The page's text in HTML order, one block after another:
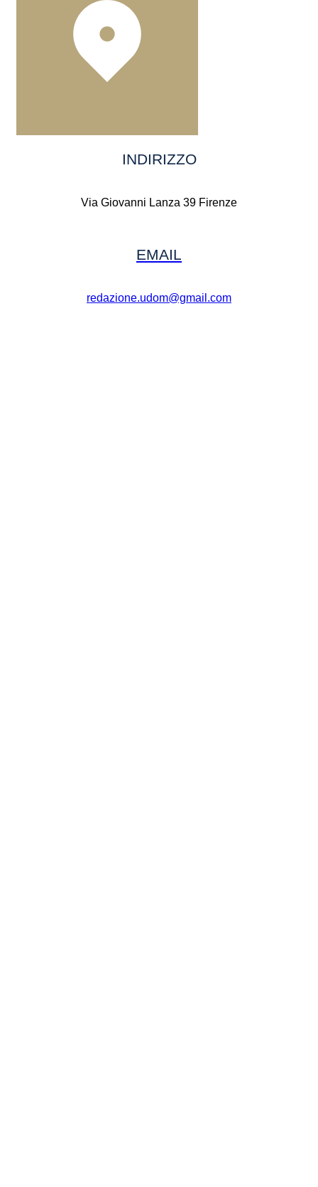
INDIRIZZO
Via Giovanni Lanza 39 Firenze
EMAIL
redazione.udom@gmail.com